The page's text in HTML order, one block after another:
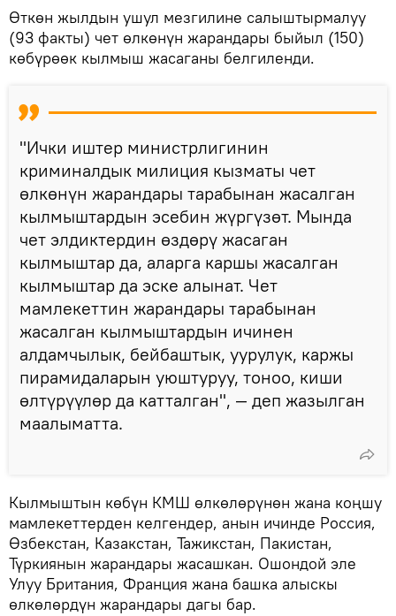
Өткөн жылдын ушул мезгилине салыштырмалуу
(93 факты) чет өлкөнүн жарандары быйыл (150)
көбүрөөк кылмыш жасаганы белгиленди.
"Ички иштер министрлигинин
криминалдык милиция кызматы чет
өлкөнүн жарандары тарабынан жасалган
кылмыштардын эсебин жүргүзөт. Мында
чет элдиктердин өздөрү жасаган
кылмыштар да, аларга каршы жасалган
кылмыштар да эске алынат. Чет
мамлекеттин жарандары тарабынан
жасалган кылмыштардын ичинен
алдамчылык, бейбаштык, уурулук, каржы
пирамидаларын уюштуруу, тоноо, киши
өлтүрүүлөр да катталган", — деп жазылган
маалыматта.
Кылмыштын көбүн КМШ өлкөлөрүнөн жана коңшу
мамлекеттерден келгендер, анын ичинде Россия,
Өзбекстан, Казакстан, Тажикстан, Пакистан,
Түркиянын жарандары жасашкан. Ошондой эле
Улуу Британия, Франция жана башка алыскы
өлкөлөрдүн жарандары дагы бар.